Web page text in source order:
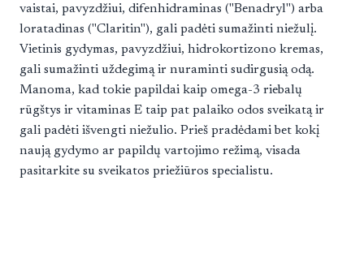
vaistai, pavyzdžiui, difenhidraminas ("Benadryl") arba
loratadinas ("Claritin"), gali padėti sumažinti niežulį.
Vietinis gydymas, pavyzdžiui, hidrokortizono kremas,
gali sumažinti uždegimą ir nuraminti sudirgusią odą.
Manoma, kad tokie papildai kaip omega-3 riebalų
rūgštys ir vitaminas E taip pat palaiko odos sveikatą ir
gali padėti išvengti niežulio. Prieš pradėdami bet kokį
naują gydymo ar papildų vartojimo režimą, visada
pasitarkite su sveikatos priežiūros specialistu.